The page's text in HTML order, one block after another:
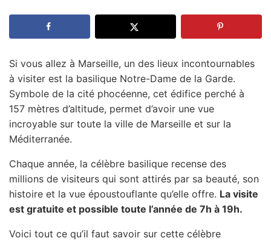
Si vous allez à Marseille, un des lieux incontournables
à visiter est la basilique Notre-Dame de la Garde.
Symbole de la cité phocéenne, cet édifice perché à
157 mètres d’altitude, permet d’avoir une vue
incroyable sur toute la ville de Marseille et sur la
Méditerranée.
Chaque année, la célèbre basilique recense des
millions de visiteurs qui sont attirés par sa beauté, son
histoire et la vue époustouflante qu’elle offre. La visite
est gratuite et possible toute l’année de 7h à 19h.
Voici tout ce qu’il faut savoir sur cette célèbre